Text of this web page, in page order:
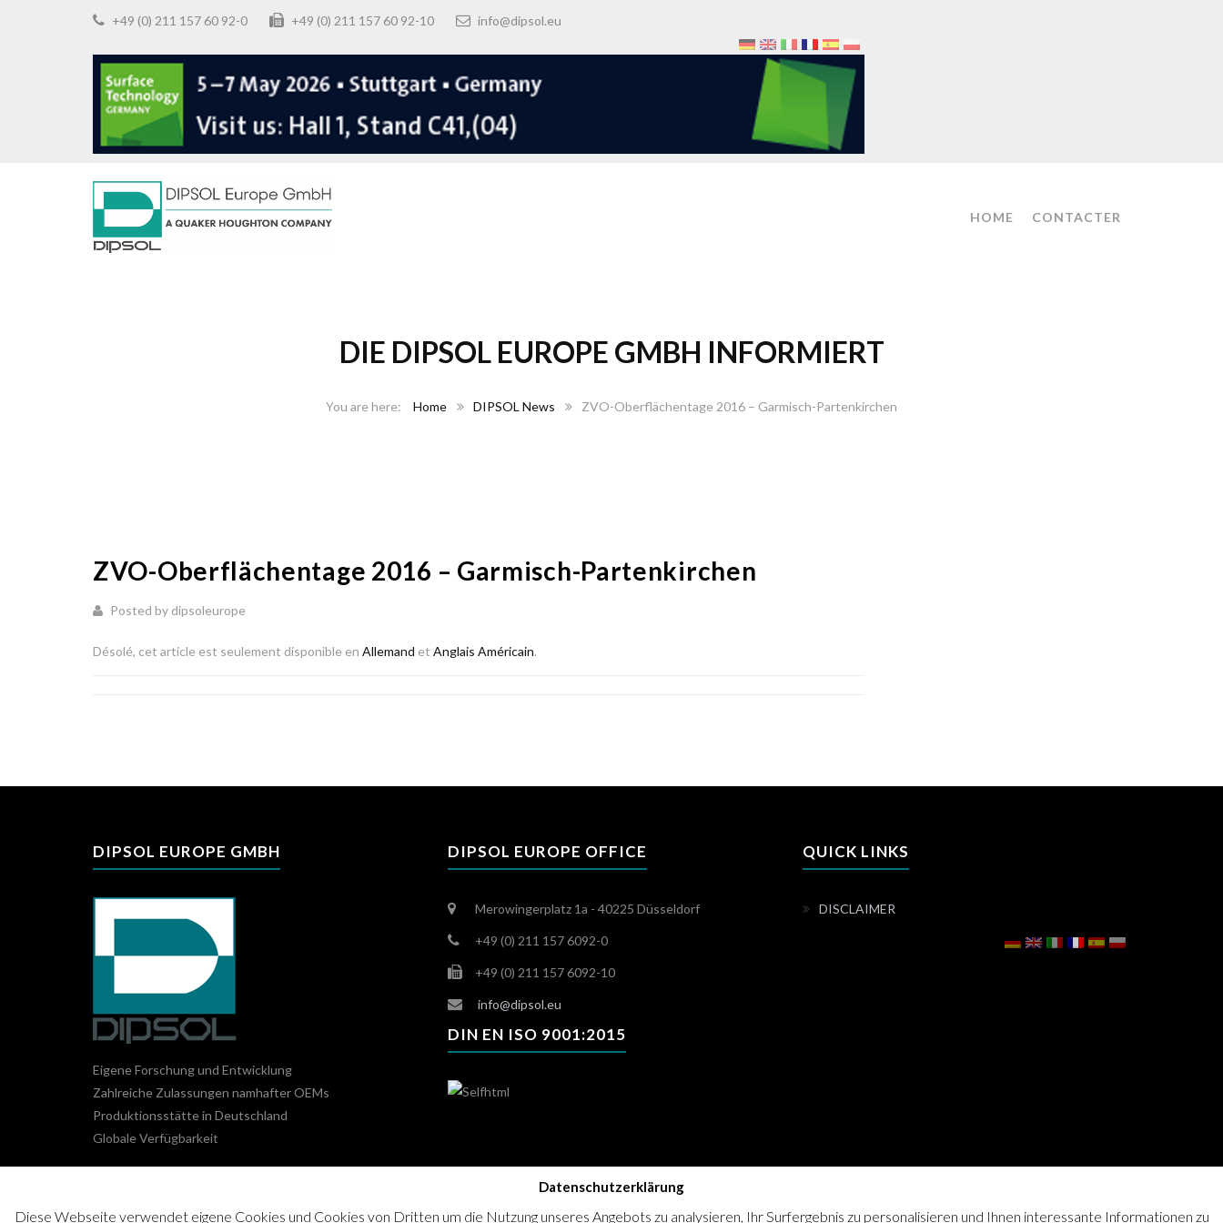
+49 (0) 211 157 60 92-0 +49 (0) 211 157 60 92-10 info@dipsol.eu
HOME CONTACTER
DIE DIPSOL EUROPE GMBH INFORMIERT
Home DIPSOL News ZVO-Oberflächentage 2016 – Garmisch-Partenkirchen
ZVO-Oberflächentage 2016 – Garmisch-Partenkirchen
Posted by dipsoleurope
Désolé, cet article est seulement disponible en Allemand et Anglais Américain.
DIPSOL EUROPE GMBH
Eigene Forschung und Entwicklung
Zahlreiche Zulassungen namhafter OEMs
Produktionsstätte in Deutschland
Globale Verfügbarkeit
DIPSOL EUROPE OFFICE
Merowingerplatz 1a - 40225 Düsseldorf
+49 (0) 211 157 6092-0
+49 (0) 211 157 6092-10
info@dipsol.eu
DIN EN ISO 9001:2015
QUICK LINKS
DISCLAIMER
Datenschutzerklärung
Diese Webseite verwendet eigene Cookies und Cookies von Dritten um die Nutzung unseres Angebots zu analysieren, Ihr Surfergebnis zu personalisieren und Ihnen interessante Informationen zu